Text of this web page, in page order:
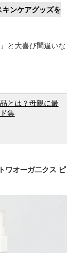
ンケアグッズを
と大喜び間違いな
とは？母親に最
集
ワオーガ二クス ピ